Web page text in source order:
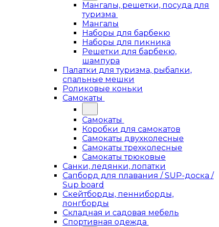
Мангалы, решетки, посуда для
туризма
Мангалы
Наборы для барбекю
Наборы для пикника
Решетки для барбекю,
шампура
Палатки для туризма, рыбалки,
спальные мешки
Роликовые коньки
Самокаты
Самокаты
Коробки для самокатов
Самокаты двухколесные
Самокаты трехколесные
Самокаты трюковые
Санки, ледянки, лопатки
Сапборд для плавания / SUP-доска /
Sup board
Скейтборды, пенниборды,
лонгборды
Складная и садовая мебель
Спортивная одежда